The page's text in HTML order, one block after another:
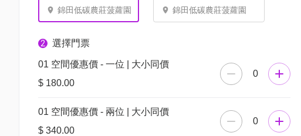
錦田低碳農莊菠蘿園
錦田低碳農莊菠蘿園
2 選擇門票
01 空間優惠價 - 一位 | 大小同價
$ 180.00
0
01 空間優惠價 - 兩位 | 大小同價
$ 340.00
0